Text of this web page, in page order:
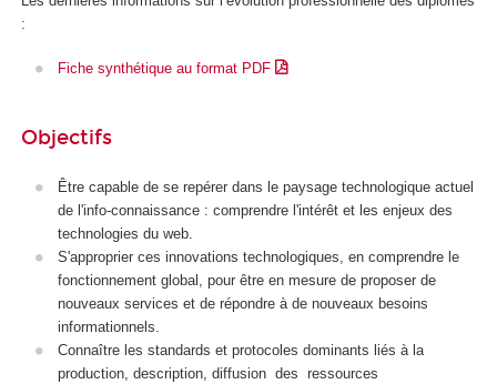
A
:
Fiche synthétique au format PDF
Objectifs
Être capable de se repérer dans le paysage technologique actuel
de l'info-connaissance : comprendre l'intérêt et les enjeux des
technologies du web.
S'approprier ces innovations technologiques, en comprendre le
fonctionnement global, pour être en mesure de proposer de
nouveaux services et de répondre à de nouveaux besoins
informationnels.
Connaître les standards et protocoles dominants liés à la
production, description, diffusion des ressources